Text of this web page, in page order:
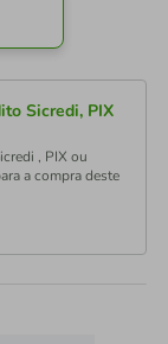
Sicredi, PIX
, PIX ou
a compra deste